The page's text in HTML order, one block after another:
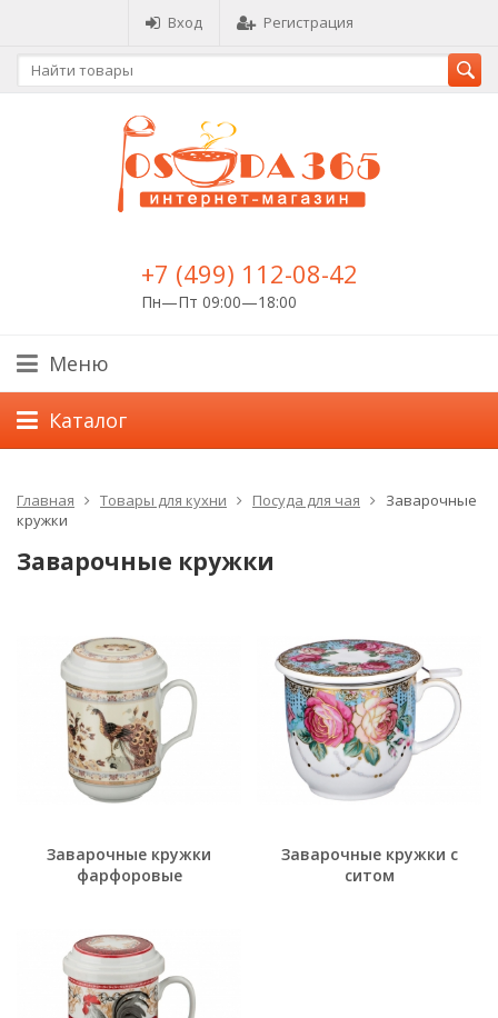
Вход Регистрация
+7 (499) 112-08-42
Пн—Пт 09:00—18:00
Меню
Каталог
Главная Товары для кухни Посуда для чая
Заварочные
кружки
Заварочные кружки
Заварочные кружки
фарфоровые
Заварочные кружки с
ситом